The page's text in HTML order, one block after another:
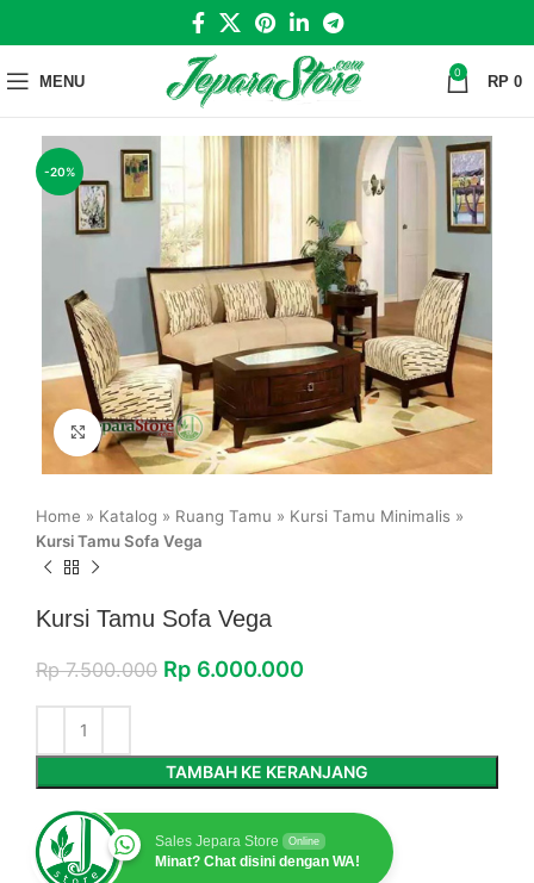
MENU 0 RP 0
-20%
Click to enlarge
Home » Katalog » Ruang Tamu » Kursi Tamu Minimalis »
Kursi Tamu Sofa Vega
Kursi Tamu Sofa Vega
Rp7.500.000 Rp 6.000.000
TAMBAH KE KERANJANG
Sales Jepara Store Online
Minat? Chat disini dengan WA!